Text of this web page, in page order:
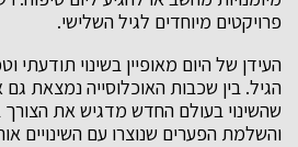
פרויקטים מיוחדים לגיל השלישי.
העידן של היום מאופיין בשינוי תודעתי
הגיל. בין שכבות האוכלוסייה נמצאת גם
שהשינוי בעולם החדש מדגיש את הצורך
והשלמת הפערים שנוצרו עם השינויים